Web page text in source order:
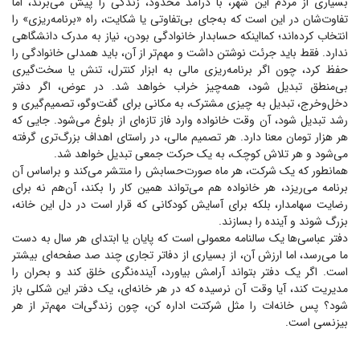
تفاوت‌شان در این است که به‌جای بی‌تفاوتی یا شکایت، راه «برنامه‌ریزی» را
انتخاب کرده‌اند؛ کمااینکه حسابدار خانوادگی بودن، نیاز به مدرک دانشگاهی
ندارد. فقط باید جرئت نوشتن داشت و مهم‌تر از آن، باید همدلی خانوادگی را
حفظ کرد، چون اگر برنامه‌ریزی مالی به ابزار کنترل، تنش یا سخت‌گیری
بی‌منطق تبدیل شود، همه‌چیز خراب خواهد شد. در عوض، اگر دفتر
دخل‌و‌خرج، تبدیل به چیزی مشترک، به مکانی برای گفت‌و‌گو، تصمیم‌گیری و
رشد تبدیل شود، آن وقت خانواده وارد فاز تازه‌ای از بلوغ می‌شود. جایی که
هر هزار تومان معنا دارد. هر تصمیم مالی، در راستای اهداف بزرگ‌تری گرفته
می‌شود و هر تلاش کوچک، به یک حرکت جمعی تبدیل خواهد شد.
همانطور که یک شرکت، هر ماه صورت‌حسابش را منتشر می‌کند و براساس آن
برنامه می‌ریزد، هر خانواده هم می‌تواند همین کار را بکند، آن‌هم نه برای
رضایت سهامدار، بلکه برای آسایش کودکانی که قرار است در دل این خانه،
بزرگ شوند و آینده را بسازند.
دفتر عباسی‌ها یک سالنامه معمولی است که پایان یا ابتدای هر سال به دست
ما می‌رسد، اما ارزش آن، از بسیاری از دفاتر تجاری چند صد صفحه‌ای بیشتر
است. اگر یک دفتر بتواند آرامش بیاورد، آینده‌نگری خلق کند و بحران را
مدیریت کند، آیا وقت آن نرسیده که در هر خانه‌ای، یک دفتر این شکلی باز
شود؟ پس خانه‌ات را مثل شرکتت اداره کن، چون زندگی‌ات مهم‌تر از هر
بیزنسی است.